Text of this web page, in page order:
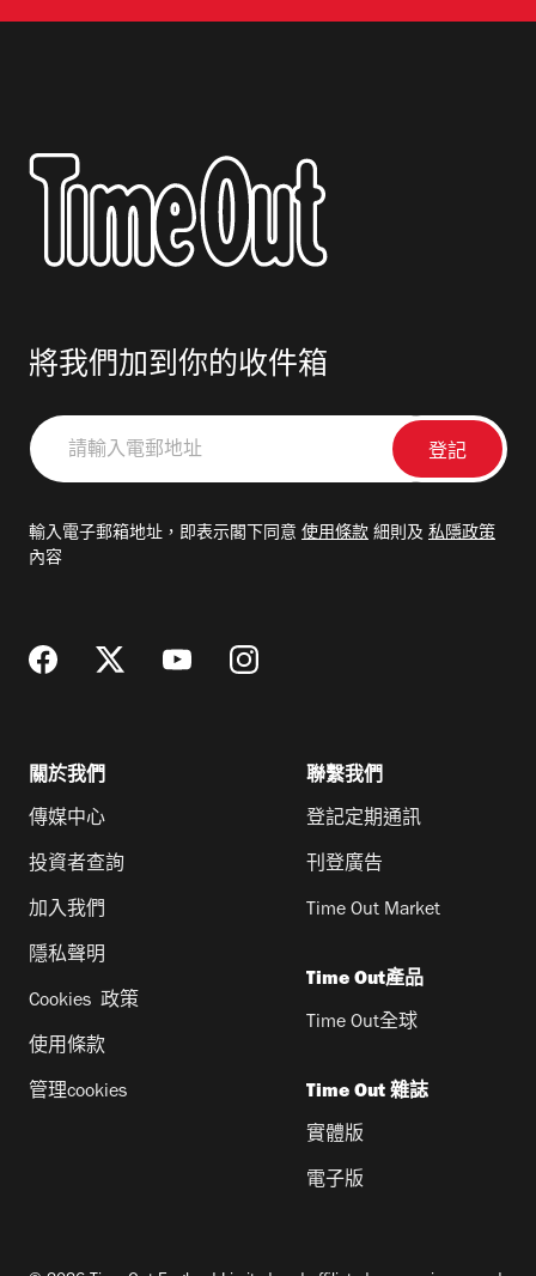
將我們加到你的收件箱
請
輸
郵
輸入電子郵箱地址，即表示閣下同意 使用條款 細則及 私隱政策
內容
關於我們
傳媒中心
投資者查詢
加入我們
隱私聲明
Cookies 政策
使用條款
管理cookies
聯繫我們
登記定期通訊
刊登廣告
Time Out Market
Time Out產品
Time Out全球
Time Out 雜誌
實體版
電子版